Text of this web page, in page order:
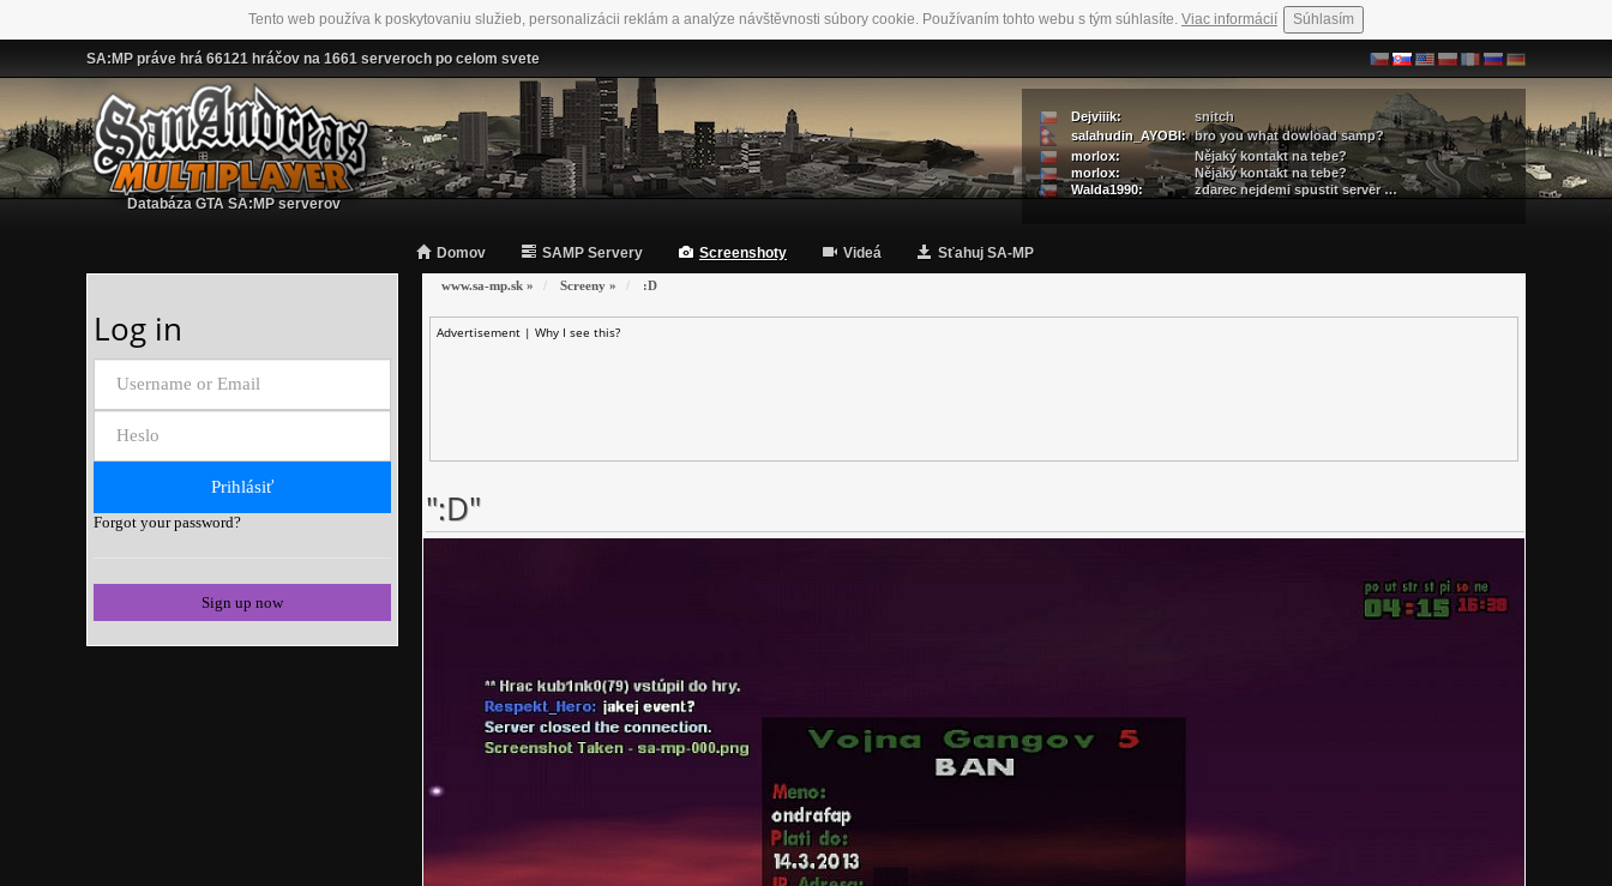
Tento web používa k poskytovaniu služieb, personalizácii reklám a analýze návštěvnosti súbory cookie. Používaním tohto webu s tým súhlasíte. Viac informácií Súhlasím
SA:MP práve hrá 66121 hráčov na 1661 serveroch po celom svete
Databáza GTA SA:MP serverov
Dejviiik:
snitch
salahudin_AYOBI: bro you what dowload samp?
morlox:
Nějaký kontakt na tebe?
morlox:
Nějaký kontakt na tebe?
Walda1990:
zdarec nejdemi spustit server …
Domov SAMP Servery Screenshoty Videá Sťahuj SA-MP
www.sa-mp.sk » Screeny » :D
Advertisement | Why I see this?
":D"
Log in
Forgot your password?
Sign up now